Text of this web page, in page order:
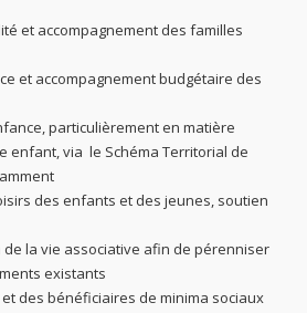
et accompagnement des familles
et accompagnement budgétaire des
particulièrement en matière
enfant, via le Schéma Territorial de
des enfants et des jeunes, soutien
la vie associative afin de pérenniser
existants
des bénéficiaires de minima sociaux